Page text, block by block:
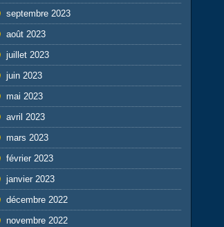
septembre 2023
août 2023
juillet 2023
juin 2023
mai 2023
avril 2023
mars 2023
février 2023
janvier 2023
décembre 2022
novembre 2022